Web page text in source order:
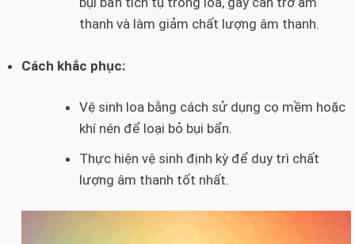
thanh và làm giảm chất lượng âm thanh.
Cách khắc phục:
Vệ sinh loa bằng cách sử dụng cọ mềm hoặc
khí nén để loại bỏ bụi bẩn.
Thực hiện vệ sinh định kỳ để duy trì chất
lượng âm thanh tốt nhất.